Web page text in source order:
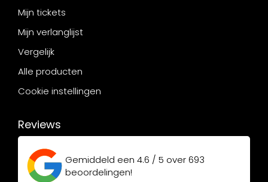
Mijn tickets
Mijn verlanglijst
Vergelijk
Alle producten
Cookie instellingen
Reviews
Gemiddeld een 4.6 / 5 over693
beoordelingen!